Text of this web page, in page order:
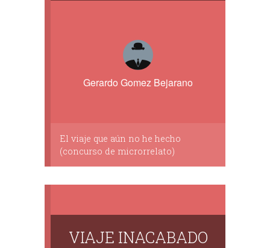
Gerardo Gomez Bejarano
El viaje que aún no he hecho
(concurso de microrrelato)
VIAJE INACABADO